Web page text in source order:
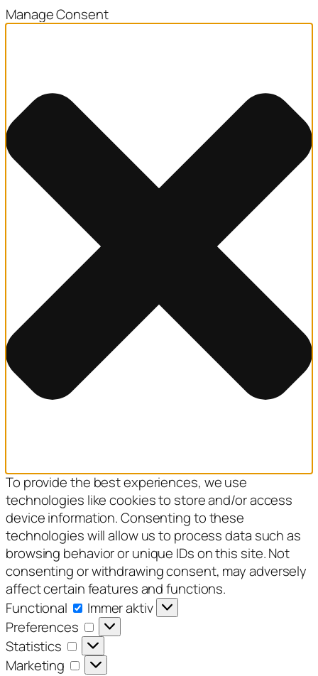
Manage Consent
To provide the best experiences, we use
technologies like cookies to store and/or access
device information. Consenting to these
technologies will allow us to process data such as
browsing behavior or unique IDs on this site. Not
consenting or withdrawing consent, may adversely
affect certain features and functions.
Functional
Functional
Immer aktiv
Preferences
Preferences
Statistics
Statistics
Marketing
Marketing